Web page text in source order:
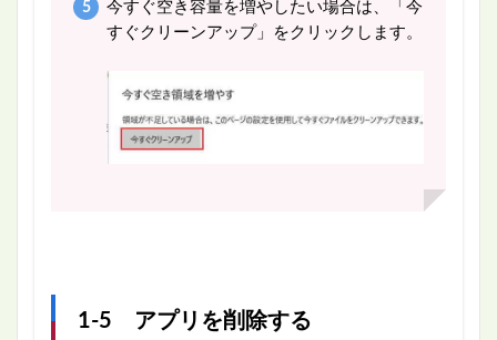
今すぐ空き容量を増やしたい場合は、「今
すぐクリーンアップ」をクリックします。
1-5 アプリを削除する